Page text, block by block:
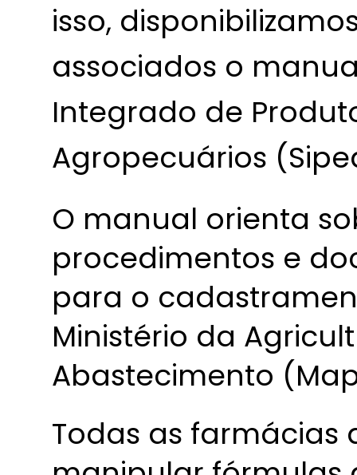
isso,
associados o
Integrado de
Agropecuários
O manual orienta
procedimentos e
para o
Ministério da
Abastecimento
Todas as farmácias